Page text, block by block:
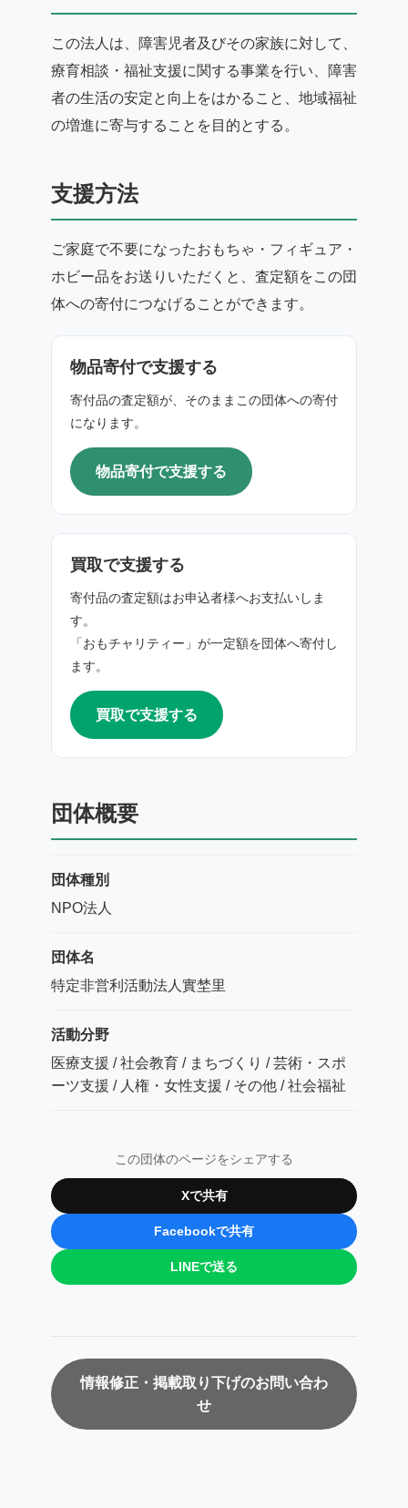
この法人は、障害児者及びその家族に対して、
療育相談・福祉支援に関する事業を行い、障害
者の生活の安定と向上をはかること、地域福祉
の増進に寄与することを目的とする。
支援方法
ご家庭で不要になったおもちゃ・フィギュア・
ホビー品をお送りいただくと、査定額をこの団
体への寄付につなげることができます。
物品寄付で支援する
寄付品の査定額が、そのままこの団体への寄付
になります。
物品寄付で支援する
買取で支援する
寄付品の査定額はお申込者様へお支払いしま
す。
「おもチャリティー」が一定額を団体へ寄付し
ます。
買取で支援する
団体概要
団体種別
NPO法人
団体名
特定非営利活動法人實埜里
活動分野
医療支援 / 社会教育 / まちづくり / 芸術・スポ
ーツ支援 / 人権・女性支援 / その他 / 社会福祉
この団体のページをシェアする
Xで共有
Facebookで共有
LINEで送る
情報修正・掲載取り下げのお問い合わ
せ